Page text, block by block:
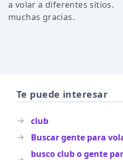
a volar a diferentes sitios.
muchas gracias.
Te puede interesar
club
Buscar gente para
busco club o gente